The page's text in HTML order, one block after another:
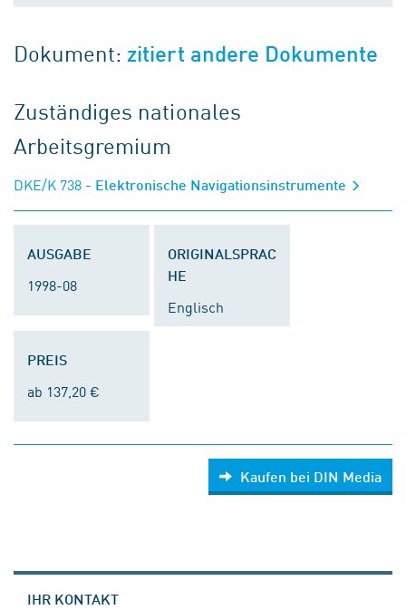
Dokument: zitiert andere Dokumente
Zuständiges nationales
Arbeitsgremium
DKE/K 738 - Elektronische Navigationsinstrumente
AUSGABE
1998-08
ORIGINALSPRAC
HE
Englisch
PREIS
ab 137,20 €
Kaufen bei DIN Media
IHR KONTAKT